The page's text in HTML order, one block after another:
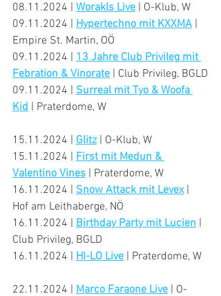
08.11.2024 | Worakls Live | O-Klub, W
09.11.2024 | Hypertechno mit KXXMA |
Empire St. Martin, OÖ
09.11.2024 | 13 Jahre Club Privileg mit
Febration & Vinorate | Club Privileg, BGLD
09.11.2024 | Surreal mit Tyo & Woofa
Kid | Praterdome, W
15.11.2024 | Glitz | O-Klub, W
15.11.2024 | First mit Medun &
Valentino Vines | Praterdome, W
16.11.2024 | Snow Attack mit Levex |
Hof am Leithaberge, NÖ
16.11.2024 | Birthday Party mit Lucien |
Club Privileg, BGLD
16.11.2024 | HI-LO Live | Praterdome, W
22.11.2024 | Marco Faraone Live | O-